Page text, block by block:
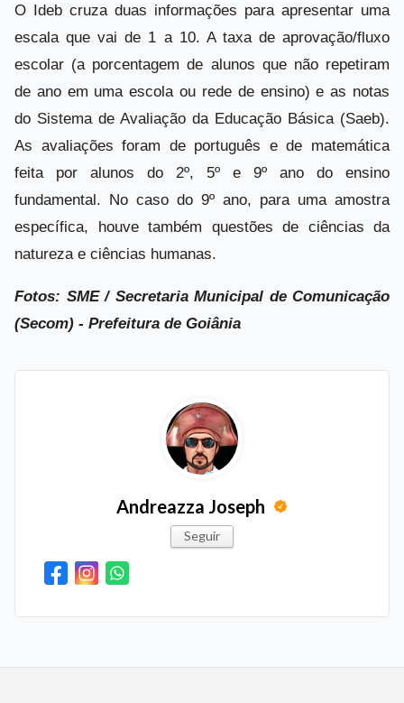
O Ideb cruza duas informações para apresentar uma
escala que vai de 1 a 10. A taxa de aprovação/fluxo
escolar (a porcentagem de alunos que não repetiram
de ano em uma escola ou rede de ensino) e as notas
do Sistema de Avaliação da Educação Básica (Saeb).
As avaliações foram de português e de matemática
feita por alunos do 2º, 5º e 9º ano do ensino
fundamental. No caso do 9º ano, para uma amostra
específica, houve também questões de ciências da
natureza e ciências humanas.
Fotos: SME / Secretaria Municipal de Comunicação
(Secom) - Prefeitura de Goiânia
Andreazza Joseph
Seguir